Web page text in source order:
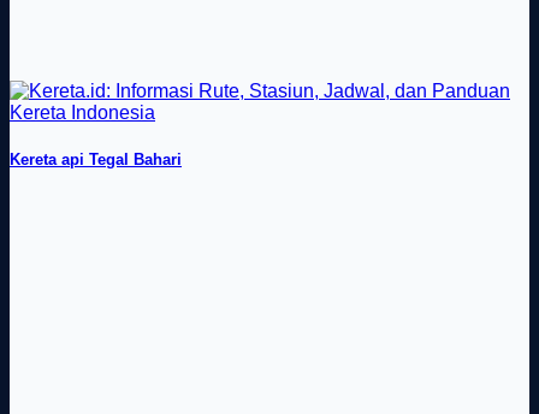
Kereta api Tegal Bahari